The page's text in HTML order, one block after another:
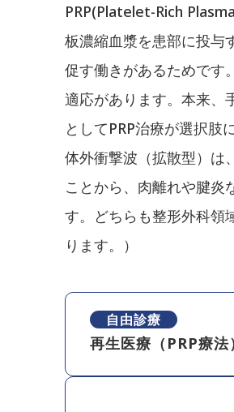
PRP(Platelet-Rich
板濃縮血漿を患部に投与
促す働きがあるためです
適応があります。本来、
としてPRP治療が選択肢
体外衝撃波（拡散型）は
ことから、肉離れや腱炎
す。どちらも整形外科領
ります。）
自由診療
再生医療（PRP療法）